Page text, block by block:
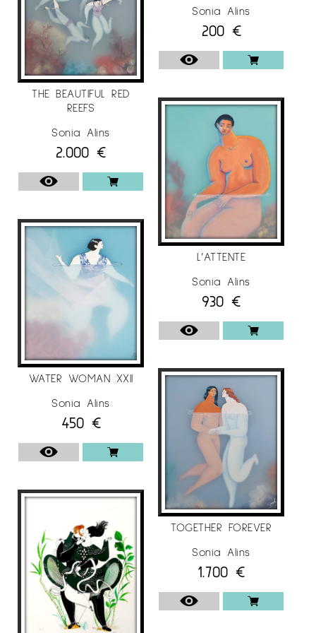
Exposición con Elena Roset, Sala de
Exposiciones del Ayuntamiento de Balaguer,
Lleida / Spain.
«Artistas mujeres recordista Rosa Siré», Galería
de arte Espacio Caballeros 31-33, Lleida /
«Lleida & Gargar», Iglesia vieja de Penelles,
Penelles / España.
«Illustrator 61 annual competition», The Museum
of Illustration, New York / USA.
2018
«World illustrator awards 2018», Somerset
House Exhibition Center, London / UK.
II Certamen Miró & Arte, Real Círculo Artístico
de Barcelona, ​​Barcelona / España.
«Come Together», Theprintspace, London / UK.
«Illustrator 60 annual competition», Museum of
«Annual Ilustración West 56» SILA headquarters,
Los Angeles / USA.
«Salon des Beaux Arts 2017a», Carrousel du
Louvre, Paris / Francia.
«East-West Art Award Competition 2017», La
Galleria Pall Mall, London / United Kingdom.
«A ‘Design Awards 2016-2017», Mood (Museum
of Design), Como / Italia.
«40 x 40 Exhibition Budapest», Budapest
THE BEAUTIFUL RED
REEFS
Sonia Alins
2.000 €
WATER WOMAN XXII
Sonia Alins
450 €
Sonia Alins
200 €
L’ATTENTE
Sonia Alins
930 €
TOGETHER FOREVER
Sonia Alins
1.700 €